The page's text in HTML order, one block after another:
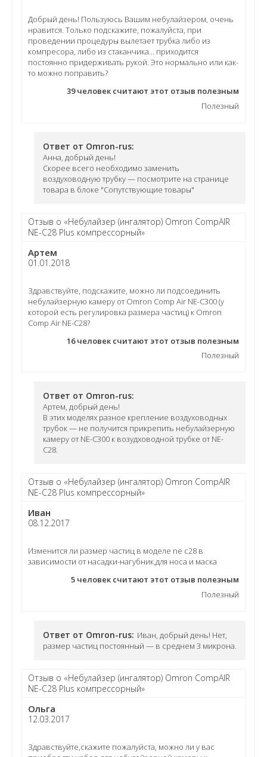
Добрый день! Пользуюсь Вашим небулайзером, очень
нравится. Только подскажите, пожалуйста, при
проведении процедуры вылетает трубка либо из
компресора, либо из стаканчика... приходится
постоянно придерживать рукой. Это нормально или как-
то можно поправить?
39человек считают этот отзыв полезным
Полезный
Ответ от Omron-rus:
Анна, добрый день!
Скорее всего необходимо заменить
воздуховодную трубку — посмотрите на странице
товара в блоке "Сопутствующие товары"
Отзыв о «Небулайзер (ингалятор) Omron CompAIR
NE-C28 Plus компрессорный»
Артем
01.01.2018
Здравствуйте, подскажите, можно ли подсоединить
небулайзерную камеру от Omron Comp Air NE-C300 (у
которой есть регулировка размера частиц) к Omron
Comp Air NE-C28?
16человек считают этот отзыв полезным
Полезный
Ответ от Omron-rus:
Артем, добрый день!
В этих моделях разное крепление воздуховодных
трубок — не получится прикрепить небулайзерную
камеру от NE-C300 к возудховодной трубке от NE-
C28.
Отзыв о «Небулайзер (ингалятор) Omron CompAIR
NE-C28 Plus компрессорный»
Иван
08.12.2017
Изменится ли размер частиц в моделе ne c28 в
зависимости от насадки-нагубник,для носа и маска
5 человек считают этот отзыв полезным
Полезный
Ответ от Omron-rus: Иван, добрый день! Нет,
размер частиц постоянный — в среднем 3 микрона.
Отзыв о «Небулайзер (ингалятор) Omron CompAIR
NE-C28 Plus компрессорный»
Ольга
12.03.2017
Здравствуйте,скажите пожалуйста, можно ли у вас